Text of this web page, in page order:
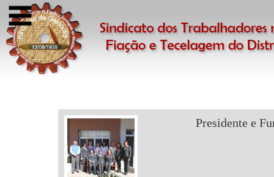
Presidente e